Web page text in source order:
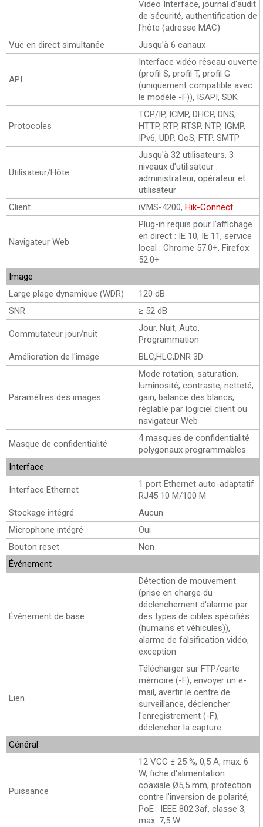
Video Interface, journal d'audit
de sécurité, authentification de
l'hôte (adresse MAC)
Vue en direct simultanée
Jusqu'à 6 canaux
API
Interface vidéo réseau ouverte
(profil S, profil T, profil G
(uniquement compatible avec
le modèle -F)), ISAPI, SDK
Protocoles
TCP/IP, ICMP, DHCP, DNS,
HTTP, RTP, RTSP, NTP, IGMP,
IPv6, UDP, QoS, FTP, SMTP
Utilisateur/Hôte
Jusqu'à 32 utilisateurs, 3
niveaux d'utilisateur :
administrateur, opérateur et
utilisateur
Client
iVMS-4200, Hik-Connect
Navigateur Web
Plug-in requis pour l'affichage
en direct : IE 10, IE 11, service
local : Chrome 57.0+, Firefox
52.0+
Image
Large plage dynamique (WDR)
120 dB
SNR
≥ 52 dB
Commutateur jour/nuit
Jour, Nuit, Auto,
Programmation
Amélioration de l'image
BLC,HLC,DNR 3D
Paramètres des images
Mode rotation, saturation,
luminosité, contraste, netteté,
gain, balance des blancs,
réglable par logiciel client ou
navigateur Web
Masque de confidentialité
4 masques de confidentialité
polygonaux programmables
Interface
Interface Ethernet
1 port Ethernet auto-adaptatif
RJ45 10 M/100 M
Stockage intégré
Aucun
Microphone intégré
Oui
Bouton reset
Non
Événement
Événement de base
Détection de mouvement
(prise en charge du
déclenchement d'alarme par
des types de cibles spécifiés
(humains et véhicules)),
alarme de falsification vidéo,
exception
Lien
Télécharger sur FTP/carte
mémoire (-F), envoyer un e-
mail, avertir le centre de
surveillance, déclencher
l'enregistrement (-F),
déclencher la capture
Général
Puissance
12 VCC ± 25 %, 0,5 A, max. 6
W, fiche d'alimentation
coaxiale Ø5,5 mm, protection
contre l'inversion de polarité,
PoE : IEEE 802.3af, classe 3,
max. 7,5 W